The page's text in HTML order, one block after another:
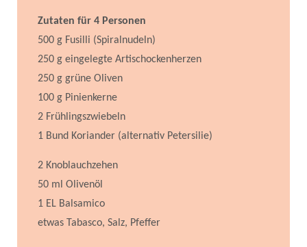
Zutaten für 4 Personen
500 g Fusilli (Spiralnudeln)
250 g eingelegte Artischockenherzen
250 g grüne Oliven
100 g Pinienkerne
2 Frühlingszwiebeln
1 Bund Koriander (alternativ Petersilie)
2 Knoblauchzehen
50 ml Olivenöl
1 EL Balsamico
etwas Tabasco, Salz, Pfeffer